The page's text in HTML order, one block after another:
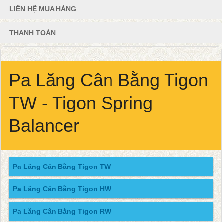
LIÊN HỆ MUA HÀNG
THANH TOÁN
Pa Lăng Cân Bằng Tigon
TW - Tigon Spring
Balancer
Pa Lăng Cân Bằng Tigon TW
Pa Lăng Cân Bằng Tigon HW
Pa Lăng Cân Bằng Tigon RW